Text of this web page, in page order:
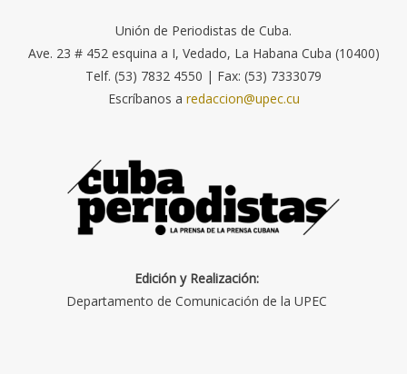
Unión de Periodistas de Cuba.
Ave. 23 # 452 esquina a I, Vedado, La Habana Cuba (10400)
Telf. (53) 7832 4550 | Fax: (53) 7333079
Escríbanos a redaccion@upec.cu
Edición y Realización:
Departamento de Comunicación de la UPEC